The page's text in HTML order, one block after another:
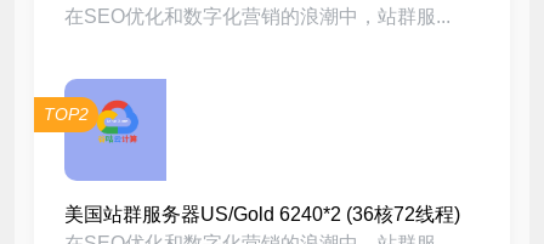
在SEO优化和数字化营销的浪潮中，站群服...
TOP2
美国站群服务器US/Gold 6240*2 (36核72线程)